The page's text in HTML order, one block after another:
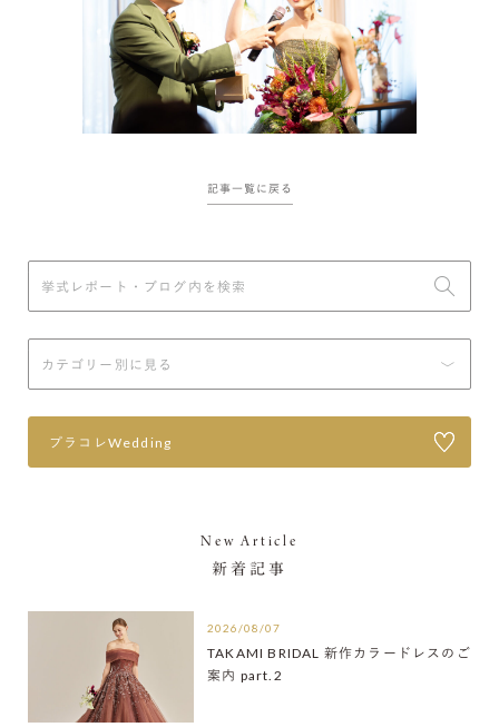
記事一覧に戻る
プラコレWedding
New Article
新着記事
2026/08/07
TAKAMI BRIDAL 新作カラードレスのご
案内 part.2